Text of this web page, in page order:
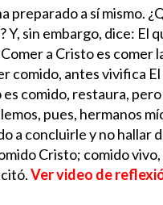
preparado a sí mismo.
Y, sin embargo, dice: El
a Cristo es comer
comido, antes vivifica El
comido, restaura,
pues, hermanos
a concluirle y no hallar
Cristo; comido
Ver video de